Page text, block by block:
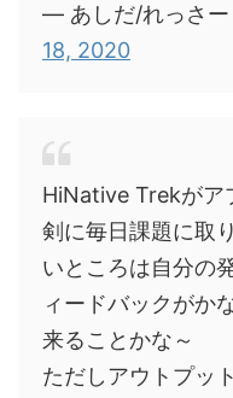
— あしだ/れっさー
18, 2020
HiNative Trekがア
剣に毎日課題に取
いところは自分の
ィードバックがか
来ることかな～
ただしアウトプッ